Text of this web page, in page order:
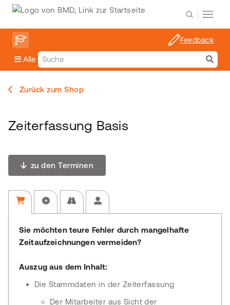
Alle
Feedback
Zurück zum Shop
Zeiterfassung Basis
zu den Terminen
Sie möchten teure Fehler durch mangelhafte
Zeitaufzeichnungen vermeiden?
Auszug aus dem Inhalt:
Die Stammdaten in der Zeiterfassung
Der Mitarbeiter aus Sicht der